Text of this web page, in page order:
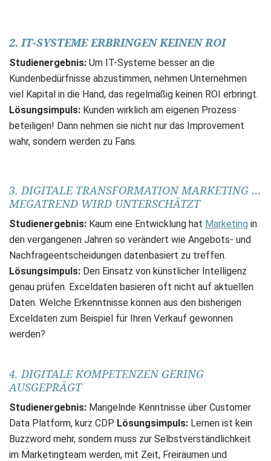
2. IT-SYSTEME ERBRINGEN KEINEN ROI
Studienergebnis: Um IT-Systeme besser an die
Kundenbedürfnisse abzustimmen, nehmen Unternehmen
viel Kapital in die Hand, das regelmäßig keinen ROI erbringt.
Lösungsimpuls: Kunden wirklich am eigenen Prozess
beteiligen! Dann nehmen sie nicht nur das Improvement
wahr, sondern werden zu Fans.
3. DIGITALE TRANSFORMATION MARKETING …
MEGATREND WIRD UNTERSCHÄTZT
Studienergebnis: Kaum eine Entwicklung hat Marketing in
den vergangenen Jahren so verändert wie Angebots- und
Nachfrageentscheidungen datenbasiert zu treffen.
Lösungsimpuls: Den Einsatz von künstlicher Intelligenz
genau prüfen. Exceldaten basieren oft nicht auf aktuellen
Daten. Welche Erkenntnisse können aus den bisherigen
Exceldaten zum Beispiel für Ihren Verkauf gewonnen
werden?
4. DIGITALE KOMPETENZEN GERING
AUSGEPRÄGT
Studienergebnis: Mangelnde Kenntnisse über Customer
Data Platform, kurz CDP. Lösungsimpuls: Lernen ist kein
Buzzword mehr, sondern muss zur Selbstverständlichkeit
im Marketingteam werden, mit Zeit, Freiräumen und